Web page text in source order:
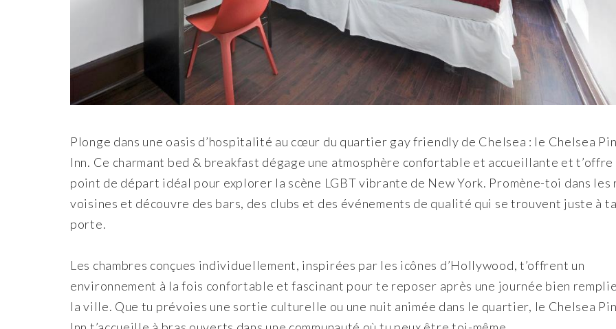
Plonge dans une oasis d’hospitalité au cœur du quartier gay friendly de Chelsea : le Chelsea
Inn. Ce charmant bed & breakfast dégage une atmosphère confortable et accueillante et t’offre
point de départ idéal pour explorer la scène LGBT vibrante de New York. Promène-toi dans les
voisines et découvre des bars, des clubs et des événements de qualité qui se trouvent juste à
porte.
Les chambres conçues individuellement, inspirées par les icônes d’Hollywood, t’offrent un
environnement à la fois confortable et fascinant pour te reposer après une journée bien
la ville. Que tu prévoies une sortie culturelle ou une nuit animée dans le quartier, le Chelsea